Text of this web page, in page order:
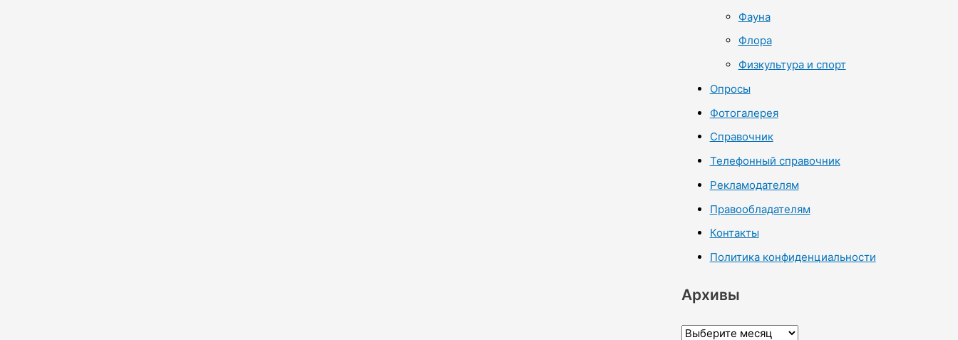
Фауна
Флора
Физкультура и спорт
Опросы
Фотогалерея
Справочник
Телефонный справочник
Рекламодателям
Правообладателям
Контакты
Политика конфиденциальности
Архивы
А